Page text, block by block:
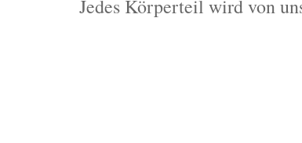
Jedes Körperteil wird von